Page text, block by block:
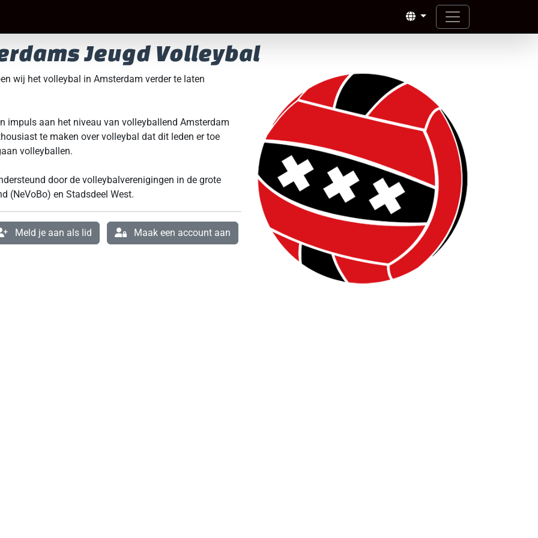
Jeugd Volleybal
wij het volleybal in Amsterdam verder te laten
impuls aan het niveau van volleyballend Amsterdam
te maken over volleybal dat dit leden er toe
volleyballen.
door de volleybalverenigingen in de grote
(NeVoBo) en Stadsdeel West.
Meld je aan als lid Maak een account aan